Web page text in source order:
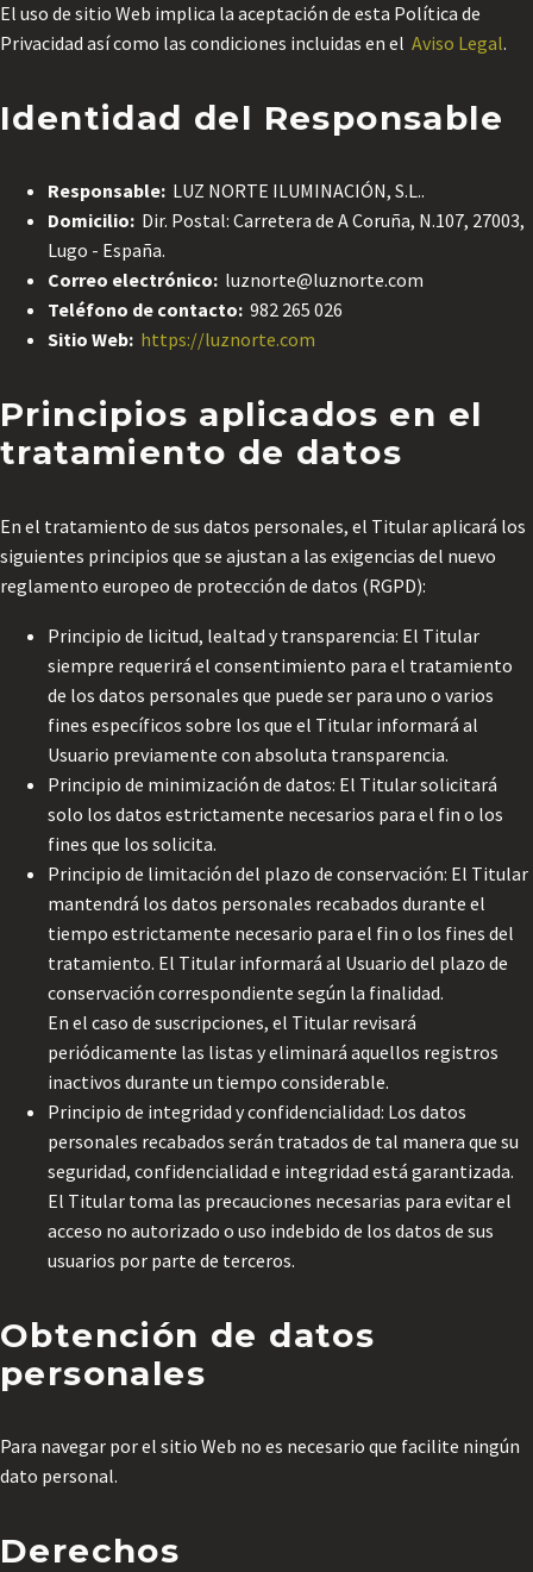
El uso de sitio Web implica la aceptación de esta Política de
Privacidad así como las condiciones incluidas en el Aviso Legal.
Identidad del Responsable
Responsable: LUZ NORTE ILUMINACIÓN, S.L..
Domicilio: Dir. Postal: Carretera de A Coruña, N.107, 27003,
Lugo - España.
Correo electrónico: luznorte@luznorte.com
Teléfono de contacto: 982 265 026
Sitio Web: https://luznorte.com
Principios aplicados en el
tratamiento de datos
En el tratamiento de sus datos personales, el Titular aplicará los
siguientes principios que se ajustan a las exigencias del nuevo
reglamento europeo de protección de datos (RGPD):
Principio de licitud, lealtad y transparencia: El Titular
siempre requerirá el consentimiento para el tratamiento
de los datos personales que puede ser para uno o varios
fines específicos sobre los que el Titular informará al
Usuario previamente con absoluta transparencia.
Principio de minimización de datos: El Titular solicitará
solo los datos estrictamente necesarios para el fin o los
fines que los solicita.
Principio de limitación del plazo de conservación: El Titular
mantendrá los datos personales recabados durante el
tiempo estrictamente necesario para el fin o los fines del
tratamiento. El Titular informará al Usuario del plazo de
conservación correspondiente según la finalidad.
En el caso de suscripciones, el Titular revisará
periódicamente las listas y eliminará aquellos registros
inactivos durante un tiempo considerable.
Principio de integridad y confidencialidad: Los datos
personales recabados serán tratados de tal manera que su
seguridad, confidencialidad e integridad está garantizada.
El Titular toma las precauciones necesarias para evitar el
acceso no autorizado o uso indebido de los datos de sus
usuarios por parte de terceros.
Obtención de datos
personales
Para navegar por el sitio Web no es necesario que facilite ningún
dato personal.
Derechos